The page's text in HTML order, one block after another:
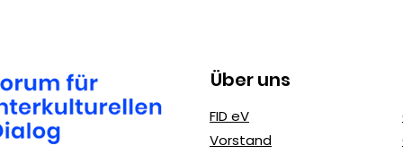
Über uns
FID eV
Vorstand